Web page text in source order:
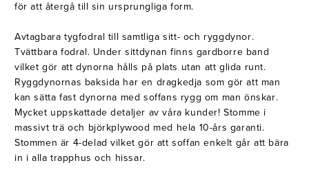
för att återgå till sin ursprungliga form.
Avtagbara tygfodral till samtliga sitt- och ryggdynor.
Tvättbara fodral. Under sittdynan finns gardborre band
vilket gör att dynorna hålls på plats utan att glida runt.
Ryggdynornas baksida har en dragkedja som gör att man
kan sätta fast dynorna med soffans rygg om man önskar.
Mycket uppskattade detaljer av våra kunder! Stomme i
massivt trä och björkplywood med hela 10-års garanti.
Stommen är 4-delad vilket gör att soffan enkelt går att bära
in i alla trapphus och hissar.